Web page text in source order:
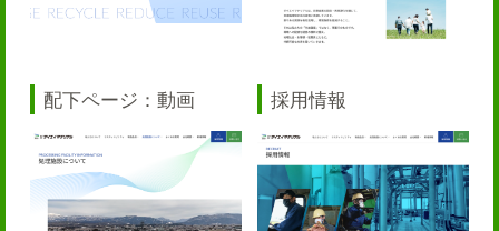
配下ページ：動画 採用情報